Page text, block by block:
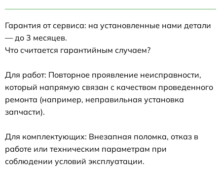
Гарантия от сервиса: на установленные нами детали
— до 3 месяцев.
Что считается гарантийным случаем?
Для работ: Повторное проявление неисправности,
который напрямую связан с качеством проведенного
ремонта (например, неправильная установка
запчасти).
Для комплектующих: Внезапная поломка, отказ в
работе или техническим параметрам при
соблюдении условий эксплуатации.